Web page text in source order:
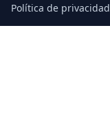
Política de privacidad